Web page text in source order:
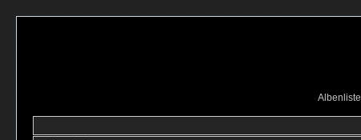
Albenliste